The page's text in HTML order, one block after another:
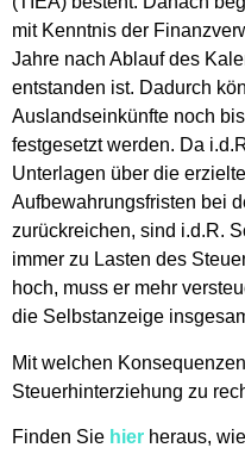
mit Kenntnis der
Jahre nach Ablauf des
entstanden ist. Dadurch
Auslandseinkünfte noch
festgesetzt werden. Da
Unterlagen über die
Aufbewahrungsfristen bei
zurückreichen, sind i.d.R.
immer zu Lasten des
hoch, muss er mehr
die Selbstanzeige
Mit welchen
Steuerhinterziehung zu
Finden Sie hier heraus,